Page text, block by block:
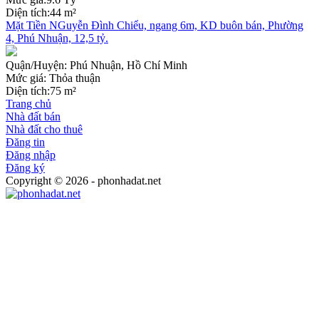
Diện tích:44 m²
Mặt Tiền NGuyễn Đình Chiểu, ngang 6m, KD buôn bán, Phường
4, Phú Nhuận, 12,5 tỷ.
Quận/Huyện: Phú Nhuận, Hồ Chí Minh
Mức giá: Thỏa thuận
Diện tích:75 m²
Trang chủ
Nhà đất bán
Nhà đất cho thuê
Đăng tin
Đăng nhập
Đăng ký
Copyright © 2026 - phonhadat.net